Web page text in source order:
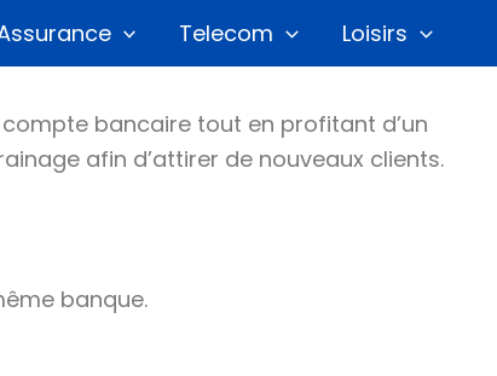
Telecom
Loisirs
bancaire tout en profitant d’un
afin d’attirer de nouveaux clients.
banque.